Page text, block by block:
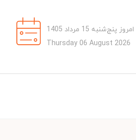
امروز پنج‌شنبه 15 مرداد 1405
Thursday 06 August 2026